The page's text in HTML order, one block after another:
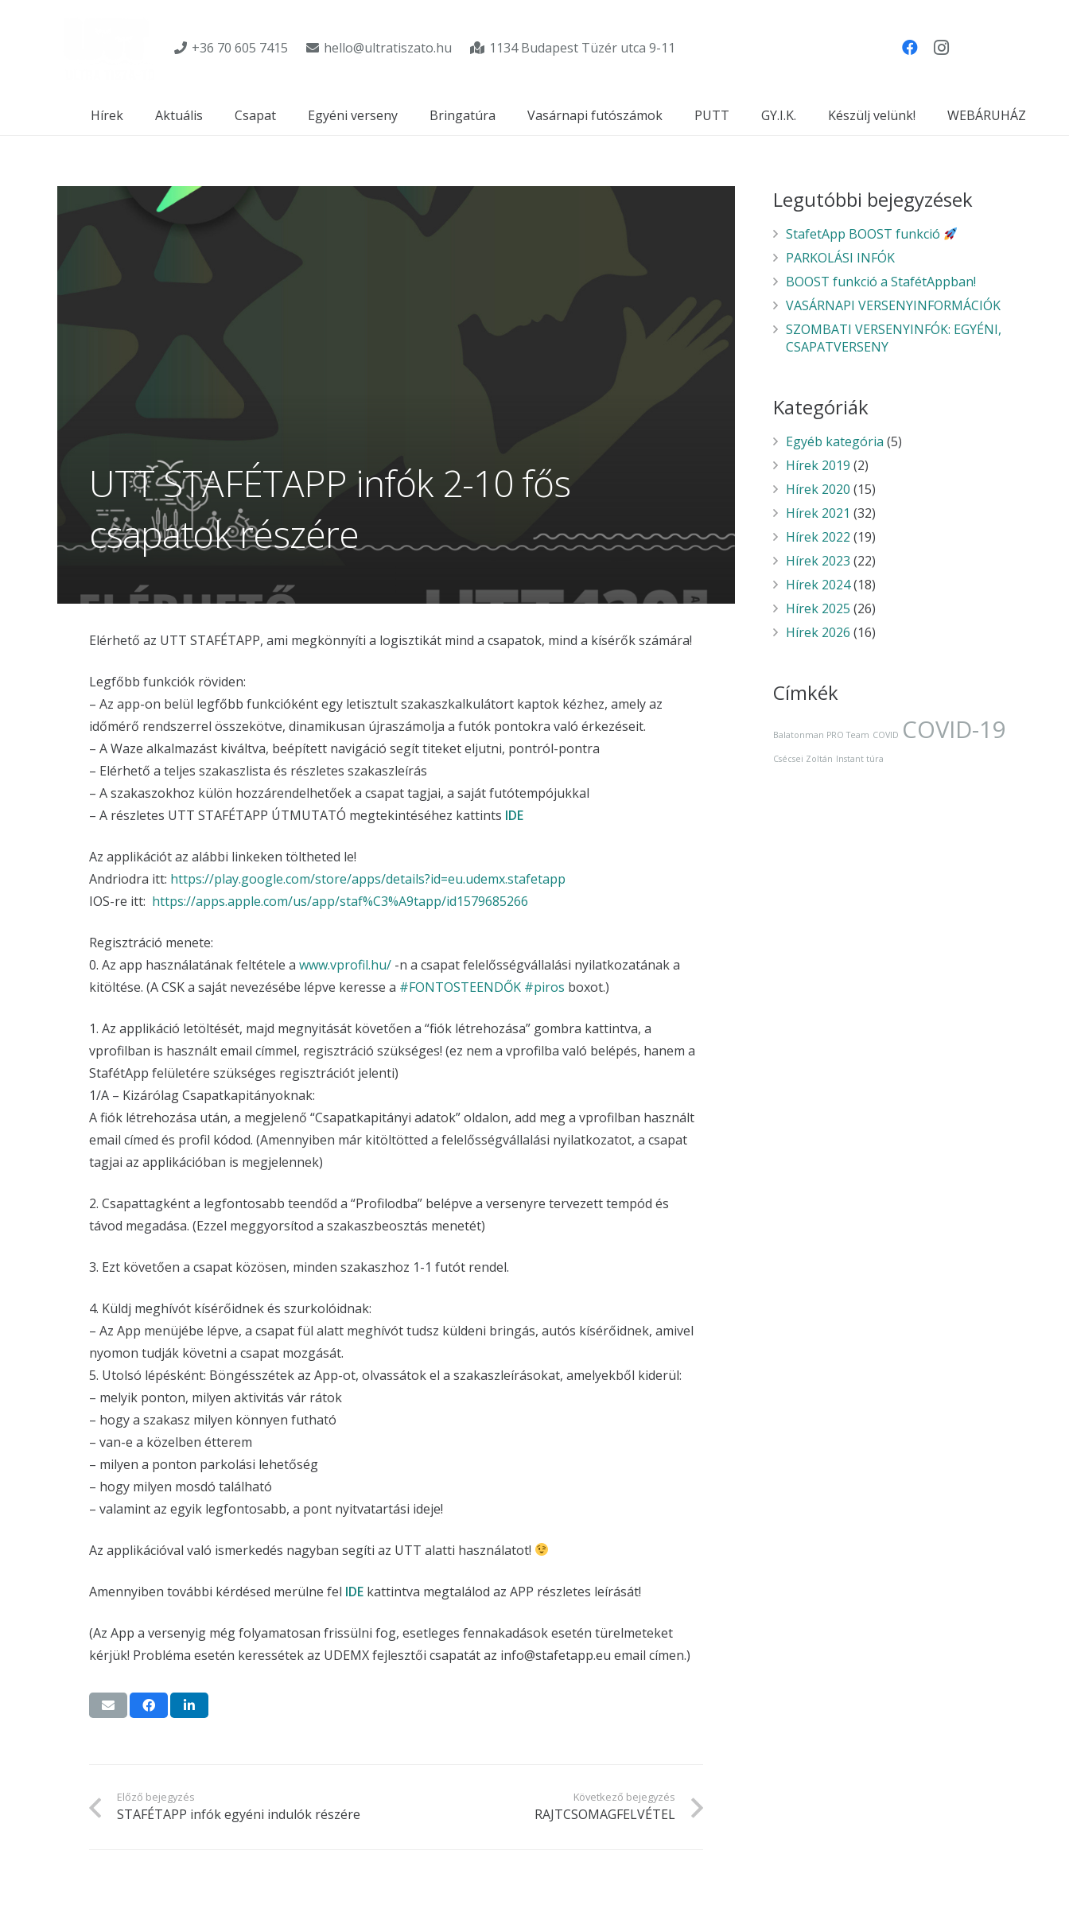
+36 70 605 7415 hello@ultratiszato.hu 1134 Budapest Tüzér utca 9-11
Hírek Aktuális Csapat Egyéni verseny Bringatúra Vasárnapi futószámok PUTT GY.I.K. Készülj velünk! WEBÁRUHÁZ
UTT STAFÉTAPP infók 2-10 fős
csapatok részére
Elérhető az UTT STAFÉTAPP, ami megkönnyíti a logisztikát mind a csapatok, mind a kísérők számára!
Legfőbb funkciók röviden:
– Az app-on belül legfőbb funkcióként egy letisztult szakaszkalkulátort kaptok kézhez, amely az
időmérő rendszerrel összekötve, dinamikusan újraszámolja a futók pontokra való érkezéseit.
– A Waze alkalmazást kiváltva, beépített navigáció segít titeket eljutni, pontról-pontra
– Elérhető a teljes szakaszlista és részletes szakaszleírás
– A szakaszokhoz külön hozzárendelhetőek a csapat tagjai, a saját futótempójukkal
– A részletes UTT STAFÉTAPP ÚTMUTATÓ megtekintéséhez kattints IDE
Az applikációt az alábbi linkeken töltheted le!
Andriodra itt: https://play.google.com/store/apps/details?id=eu.udemx.stafetapp
IOS-re itt: https://apps.apple.com/us/app/staf%C3%A9tapp/id1579685266
Regisztráció menete:
0. Az app használatának feltétele a www.vprofil.hu/ -n a csapat felelősségvállalási nyilatkozatának a
kitöltése. (A CSK a saját nevezésébe lépve keresse a #FONTOSTEENDŐK #piros boxot.)
1. Az applikáció letöltését, majd megnyitását követően a “fiók létrehozása” gombra kattintva, a
vprofilban is használt email címmel, regisztráció szükséges! (ez nem a vprofilba való belépés, hanem a
StafétApp felületére szükséges regisztrációt jelenti)
1/A – Kizárólag Csapatkapitányoknak:
A fiók létrehozása után, a megjelenő “Csapatkapitányi adatok” oldalon, add meg a vprofilban használt
email címed és profil kódod. (Amennyiben már kitöltötted a felelősségvállalási nyilatkozatot, a csapat
tagjai az applikációban is megjelennek)
2. Csapattagként a legfontosabb teendőd a “Profilodba” belépve a versenyre tervezett tempód és
távod megadása. (Ezzel meggyorsítod a szakaszbeosztás menetét)
3. Ezt követően a csapat közösen, minden szakaszhoz 1-1 futót rendel.
4. Küldj meghívót kísérőidnek és szurkolóidnak:
– Az App menüjébe lépve, a csapat fül alatt meghívót tudsz küldeni bringás, autós kísérőidnek, amivel
nyomon tudják követni a csapat mozgását.
5. Utolsó lépésként: Böngésszétek az App-ot, olvassátok el a szakaszleírásokat, amelyekből kiderül:
– melyik ponton, milyen aktivitás vár rátok
– hogy a szakasz milyen könnyen futható
– van-e a közelben étterem
– milyen a ponton parkolási lehetőség
– hogy milyen mosdó található
– valamint az egyik legfontosabb, a pont nyitvatartási ideje!
Az applikációval való ismerkedés nagyban segíti az UTT alatti használatot!
Amennyiben további kérdésed merülne fel IDE kattintva megtalálod az APP részletes leírását!
(Az App a versenyig még folyamatosan frissülni fog, esetleges fennakadások esetén türelmeteket
kérjük! Probléma esetén keressétek az UDEMX fejlesztői csapatát az info@stafetapp.eu email címen.)
Előző bejegyzés
STAFÉTAPP infók egyéni indulók részére
Következő bejegyzés
RAJTCSOMAGFELVÉTEL
Legutóbbi bejegyzések
StafetApp BOOST funkció
PARKOLÁSI INFÓK
BOOST funkció a StafétAppban!
VASÁRNAPI VERSENYINFORMÁCIÓK
SZOMBATI VERSENYINFÓK: EGYÉNI,
CSAPATVERSENY
Kategóriák
Egyéb kategória (5)
Hírek 2019 (2)
Hírek 2020 (15)
Hírek 2021 (32)
Hírek 2022 (19)
Hírek 2023 (22)
Hírek 2024(18)
Hírek 2025 (26)
Hírek 2026 (16)
Címkék
Balatonman PRO Team COVID COVID-19
Csécsei Zoltán Instant túra